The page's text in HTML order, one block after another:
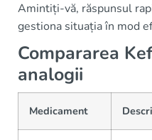
Amintiți-vă, răspunsul
gestiona situația în mod
Compararea
analogii
Medicament